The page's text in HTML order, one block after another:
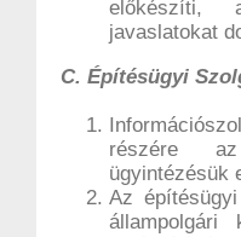
előkészíti,
javaslatokat
C. Építésügyi
részére
ügyintézésük
Az
állampolgári